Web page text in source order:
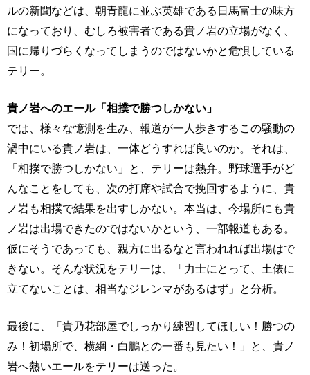
ルの新聞などは、朝青龍に並ぶ英雄である日馬富士の味方
になっており、むしろ被害者である貴ノ岩の立場がなく、
国に帰りづらくなってしまうのではないかと危惧している
テリー。
貴ノ岩へのエール「相撲で勝つしかない」
では、様々な憶測を生み、報道が一人歩きするこの騒動の
渦中にいる貴ノ岩は、一体どうすれば良いのか。それは、
「相撲で勝つしかない」と、テリーは熱弁。野球選手がど
んなことをしても、次の打席や試合で挽回するように、貴
ノ岩も相撲で結果を出すしかない。本当は、今場所にも貴
ノ岩は出場できたのではないかという、一部報道もある。
仮にそうであっても、親方に出るなと言われれば出場はで
きない。そんな状況をテリーは、「力士にとって、土俵に
立てないことは、相当なジレンマがあるはず」と分析。
最後に、「貴乃花部屋でしっかり練習してほしい！勝つの
み！初場所で、横綱・白鵬との一番も見たい！」と、貴ノ
岩へ熱いエールをテリーは送った。